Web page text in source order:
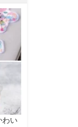
わい